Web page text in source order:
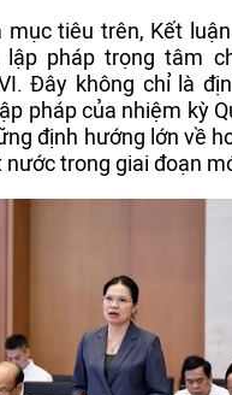
tiêu trên, Kết
pháp trọng tâm
Đây không chỉ là
pháp của nhiệm kỳ
định hướng lớn về
trong giai đoạn